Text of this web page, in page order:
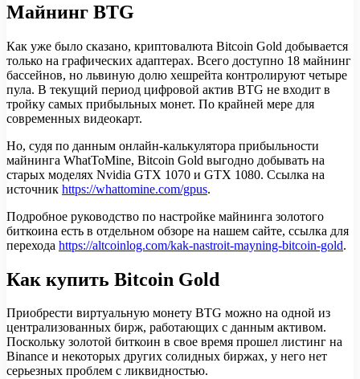
Майнинг BTG
Как уже было сказано, криптовалюта Bitcoin Gold добывается
только на графических адаптерах. Всего доступно 18 майнинг
бассейнов, но львиную долю хешрейта контролируют четыре
пула. В текущий период цифровой актив BTG не входит в
тройку самых прибыльных монет. По крайней мере для
современных видеокарт.
Но, судя по данным онлайн-калькулятора прибыльности
майнинга WhatToMine, Bitcoin Gold выгодно добывать на
старых моделях Nvidia GTX 1070 и GTX 1080. Ссылка на
источник https://whattomine.com/gpus.
Подробное руководство по настройке майнинга золотого
биткоина есть в отдельном обзоре на нашем сайте, ссылка для
перехода https://altcoinlog.com/kak-nastroit-mayning-bitcoin-gold.
Как купить Bitcoin Gold
Приобрести виртуальную монету BTG можно на одной из
централизованных бирж, работающих с данным активом.
Поскольку золотой биткоин в свое время прошел листинг на
Binance и некоторых других солидных биржах, у него нет
серьезных проблем с ликвидностью.